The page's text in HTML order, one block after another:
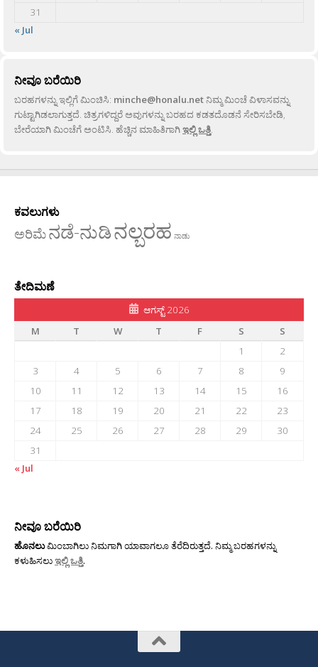
31
« Jul
ನೀವೂ ಬರೆಯಿರಿ
ಬರಹಗಳನ್ನು ಇಲ್ಲಿಗೆ ಮಿಂಚಿಸಿ: minche@honalu.netನಿಮ್ಮ ಮಿಂಚೆ ವಿಳಾಸವನ್ನು
ಗುಟ್ಟಾಗಿಡಲಾಗುತ್ತದೆ. ಚಿತ್ರಗಳಿದ್ದರೆ ಅವುಗಳನ್ನು ಬರಹದ ಕಡತದೊಡನೆ ಸೇರಿಸಬೇಡಿ,
ಬೇರೆಯಾಗಿ ಮಿಂಚೆಗೆ ಅಂಟಿಸಿ. ಹೆಚ್ಚಿನ ಮಾಹಿತಿಗಾಗಿಇಲ್ಲಿ ಒತ್ತಿ.
ಕವಲುಗಳು
ಅರಿಮೆನಡೆ-ನುಡಿನಲ್ಬರಹ ನಾಡು
ತೇದಿಮಣೆ
ಆಗಸ್ಟ್ 2026
M
T W T F S
S
1
2
3
4 5 6 7 8
9
10
11 12 13 14 15
16
17
18 19 20 21 22
23
24
25 26 27 28 29
30
31
« Jul
ನೀವೂ ಬರೆಯಿರಿ
ಹೊನಲುಮಿಂಬಾಗಿಲು ನಿಮಗಾಗಿ ಯಾವಾಗಲೂ ತೆರೆದಿರುತ್ತದೆ. ನಿಮ್ಮ ಬರಹಗಳನ್ನು
ಕಳುಹಿಸಲುಇಲ್ಲಿ ಒತ್ತಿ.